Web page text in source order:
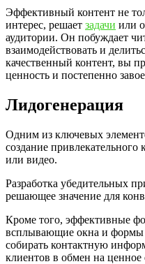
Эффективный контент не
интерес, решает задачи или
аудитории. Он побуждает
взаимодействовать и
качественный контент, вы
ценность и постепенно
Лидогенерация
Одним из ключевых
создание привлекательного
или видео.
Разработка убедительных
решающее значение для
Кроме того, эффективные
всплывающие окна и формы
собирать контактную
клиентов в обмен на